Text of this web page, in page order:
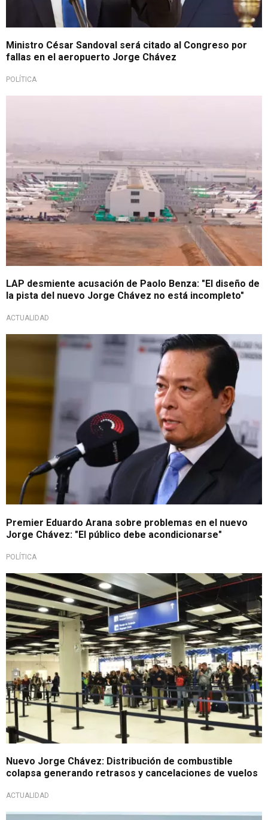
Ministro César Sandoval será citado al Congreso por
fallas en el aeropuerto Jorge Chávez
POLÍTICA
LAP desmiente acusación de Paolo Benza: "El diseño de
la pista del nuevo Jorge Chávez no está incompleto"
ACTUALIDAD
Declaraciones a la prensa
Premier Eduardo Arana sobre problemas en el nuevo
Jorge Chávez: "El público debe acondicionarse"
POLÍTICA
Un problema más
Nuevo Jorge Chávez: Distribución de combustible
colapsa generando retrasos y cancelaciones de vuelos
ACTUALIDAD